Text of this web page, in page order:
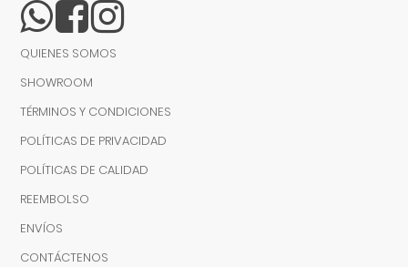
QUIENES SOMOS
SHOWROOM
TÉRMINOS Y CONDICIONES
POLÍTICAS DE PRIVACIDAD
POLÍTICAS DE CALIDAD
REEMBOLSO
ENVÍOS
CONTÁCTENOS